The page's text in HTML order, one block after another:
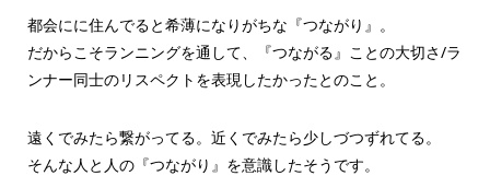
都会にに住んでると希薄になりがちな『つながり』。
だからこそランニングを通して、『つながる』ことの大切さ/ラ
ンナー同士のリスペクトを表現したかったとのこと。
遠くでみたら繋がってる。近くでみたら少しづつずれてる。
そんな人と人の『つながり』を意識したそうです。